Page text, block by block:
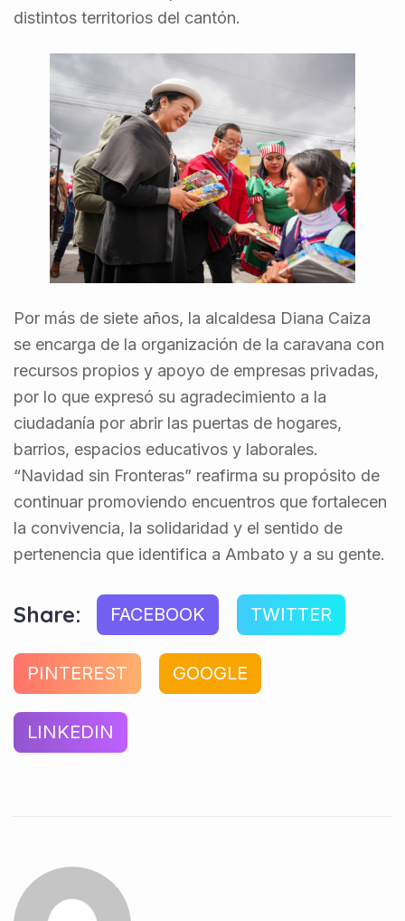
distintos territorios del cantón.
Por más de siete años, la alcaldesa Diana Caiza
se encarga de la organización de la caravana con
recursos propios y apoyo de empresas privadas,
por lo que expresó su agradecimiento a la
ciudadanía por abrir las puertas de hogares,
barrios, espacios educativos y laborales.
“Navidad sin Fronteras” reafirma su propósito de
continuar promoviendo encuentros que fortalecen
la convivencia, la solidaridad y el sentido de
pertenencia que identifica a Ambato y a su gente.
Share: FACEBOOK TWITTER
PINTEREST GOOGLE
LINKEDIN